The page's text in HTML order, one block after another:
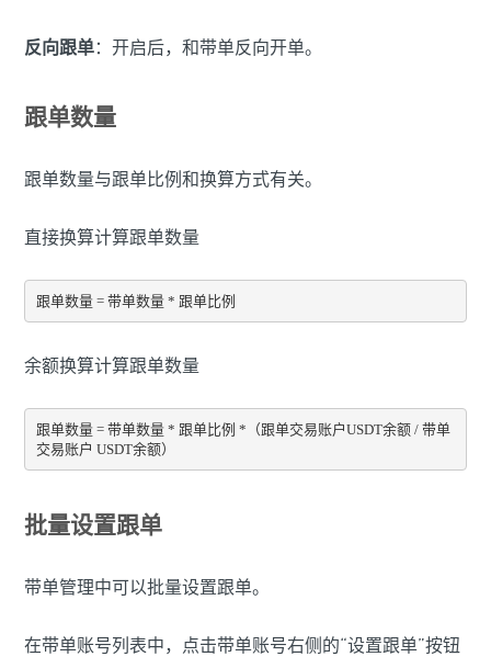
反向跟单：开启后，和带单反向开单。
跟单数量
跟单数量与跟单比例和换算方式有关。
直接换算计算跟单数量
跟单数量 = 带单数量 * 跟单比例
余额换算计算跟单数量
跟单数量 = 带单数量 * 跟单比例 *（跟单交易账户USDT余额 / 带单
交易账户 USDT余额）
批量设置跟单
带单管理中可以批量设置跟单。
在带单账号列表中，点击带单账号右侧的“设置跟单”按钮